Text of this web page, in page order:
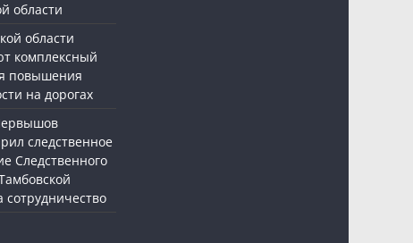
области
области
комплексный
повышения
на дорогах
следственное
Следственного
сотрудничество